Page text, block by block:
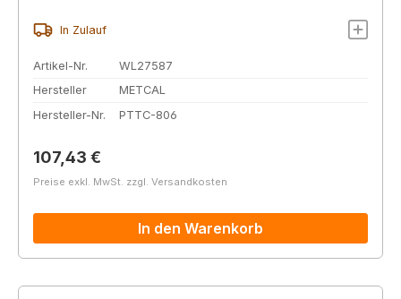
In Zulauf
Artikel-Nr.
WL27587
Hersteller
METCAL
Hersteller-Nr.
PTTC-806
Regulärer Preis:
107,43 €
Preise exkl. MwSt. zzgl. Versandkosten
In den Warenkorb